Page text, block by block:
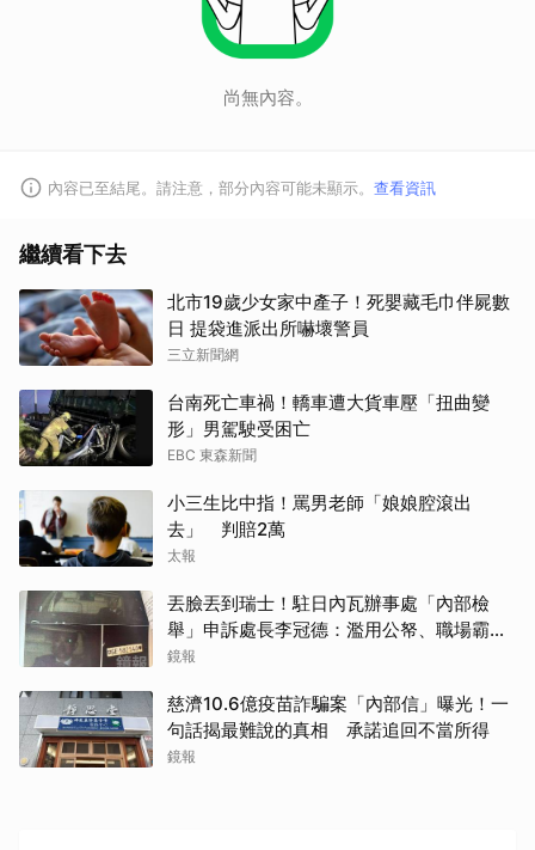
尚無內容。
內容已至結尾。請注意，部分內容可能未顯示。 查看資訊
繼續看下去
北市19歲少女家中產子！死嬰藏毛巾伴屍數
日 提袋進派出所嚇壞警員
三立新聞網
台南死亡車禍！轎車遭大貨車壓「扭曲變
形」男駕駛受困亡
EBC 東森新聞
小三生比中指！罵男老師「娘娘腔滾出
去」 判賠2萬
太報
丟臉丟到瑞士！駐日內瓦辦事處「內部檢
舉」申訴處長李冠德：濫用公帑、職場霸
凌、超速仔拒繳罰單 外交部要查了
鏡報
慈濟10.6億疫苗詐騙案「內部信」曝光！一
句話揭最難說的真相 承諾追回不當所得
鏡報